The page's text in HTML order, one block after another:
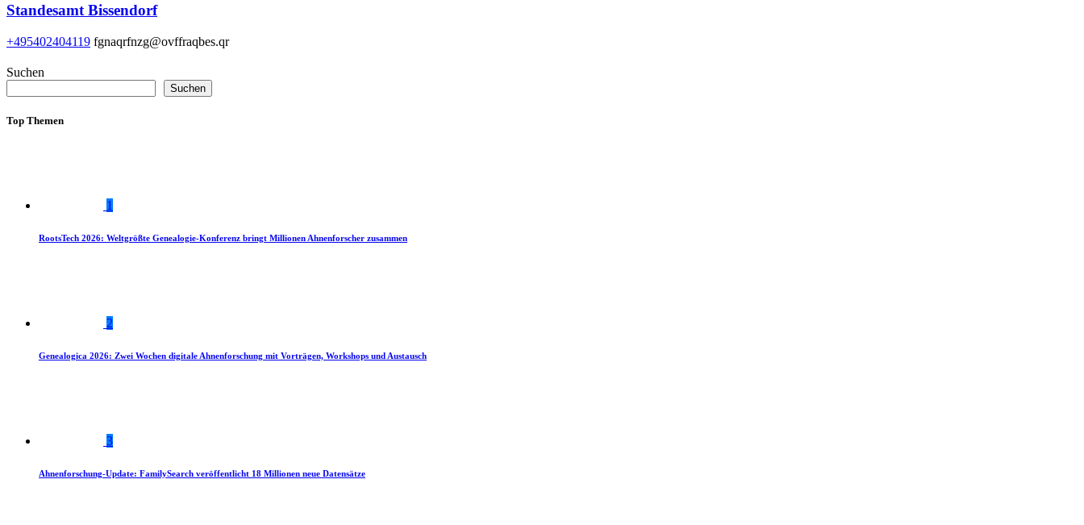
Standesamt Bissendorf
+495402404119 fgnaqrfnzg@ovffraqbes.qr
Suchen
Suchen
Top Themen
1
RootsTech 2026: Weltgrößte Genealogie-Konferenz bringt Millionen Ahnenforscher zusammen
2
Genealogica 2026: Zwei Wochen digitale Ahnenforschung mit Vorträgen, Workshops und Austausch
3
Ahnenforschung-Update: FamilySearch veröffentlicht 18 Millionen neue Datensätze